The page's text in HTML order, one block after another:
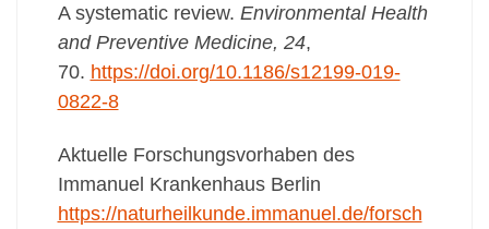
A systematic review. Environmental Health
and Preventive Medicine, 24,
70. https://doi.org/10.1186/s12199-019-
0822-8
Aktuelle Forschungsvorhaben des
Immanuel Krankenhaus Berlin
https://naturheilkunde.immanuel.de/forsch